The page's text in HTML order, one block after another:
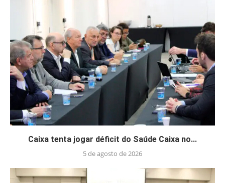
Caixa tenta jogar déficit do Saúde Caixa no...
5 de agosto de 2026